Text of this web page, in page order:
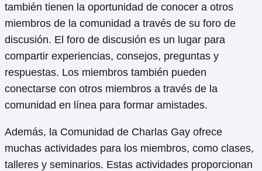
también tienen la oportunidad de conocer a otros
miembros de la comunidad a través de su foro de
discusión. El foro de discusión es un lugar para
compartir experiencias, consejos, preguntas y
respuestas. Los miembros también pueden
conectarse con otros miembros a través de la
comunidad en línea para formar amistades.
Además, la Comunidad de Charlas Gay ofrece
muchas actividades para los miembros, como clases,
talleres y seminarios. Estas actividades proporcionan